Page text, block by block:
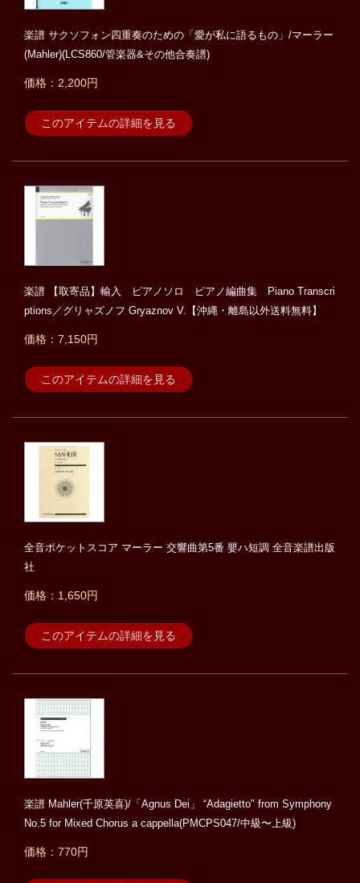
楽譜 サクソフォン四重奏のための「愛が私に語るもの」/マーラー
(Mahler)(LCS860/管楽器&その他合奏譜)
価格：2,200円
このアイテムの詳細を見る
楽譜 【取寄品】輸入 ピアノソロ ピアノ編曲集 Piano Transcri
ptions／グリャズノフ Gryaznov V.【沖縄・離島以外送料無料】
価格：7,150円
このアイテムの詳細を見る
全音ポケットスコア マーラー 交響曲第5番 嬰ハ短調 全音楽譜出版
社
価格：1,650円
このアイテムの詳細を見る
楽譜 Mahler(千原英喜)/「Agnus Dei」 “Adagietto" from Symphony
No.5 for Mixed Chorus a cappella(PMCPS047/中級〜上級)
価格：770円